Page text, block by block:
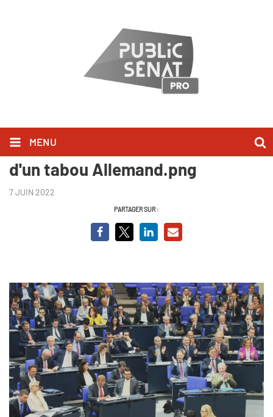
MENU
Capture Extreme droite, la fin
d'un tabou Allemand.png
7 JUIN 2022
PARTAGER SUR :